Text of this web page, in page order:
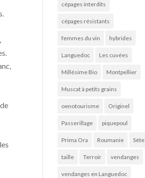
cépages interdits
cépages résistants
femmes du vin hybrides
Languedoc Les cuvées
Millésime Bio Montpellier
Muscat à petits grains
oenotourisme Originel
Passerillage piquepoul
Prima Ora Roumanie Sète
taille Terroir vendanges
vendanges en Languedoc